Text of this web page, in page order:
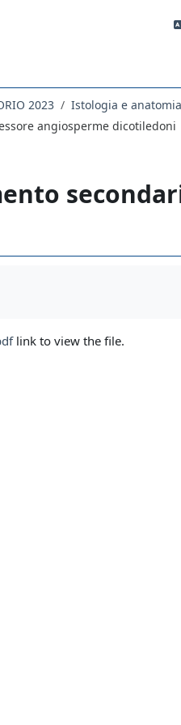
2023
Istologia e
angiosperme dicotiledoni
link to view the file.